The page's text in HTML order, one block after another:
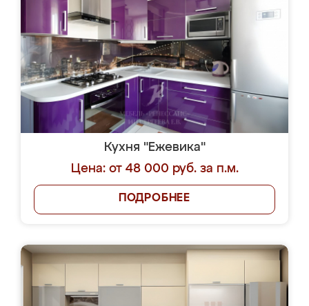
Кухня "Ежевика"
Цена: от 48 000 руб. за п.м.
ПОДРОБНЕЕ